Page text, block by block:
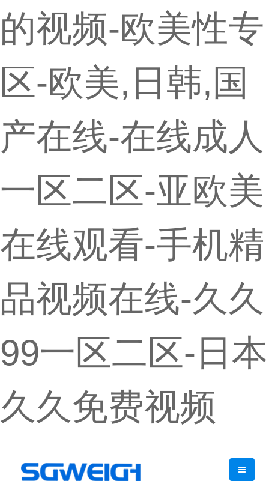
的视频-欧美性专
区-欧美,日韩,国
产在线-在线成人
一区二区-亚欧美
在线观看-手机精
品视频在线-久久
99一区二区-日本
久久免费视频